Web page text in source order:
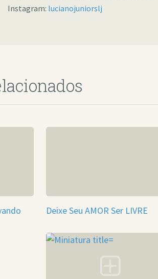
Instagram: lucianojuniorslj
Deixe Seu AMOR Ser LIVRE